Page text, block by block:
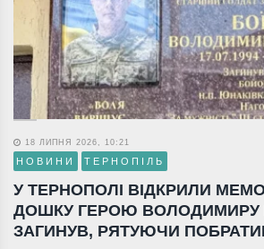
18 ЛИПНЯ 2026, 10:21
НОВИНИ ТЕРНОПІЛЬ
У ТЕРНОПОЛІ ВІДКРИЛИ
ДОШКУ ГЕРОЮ ВОЛОДИМИРУ
ЗАГИНУВ, РЯТУЮЧИ